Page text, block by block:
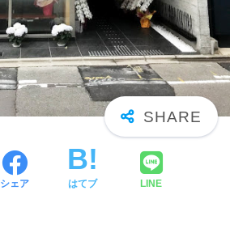
シェア はてブ LINE